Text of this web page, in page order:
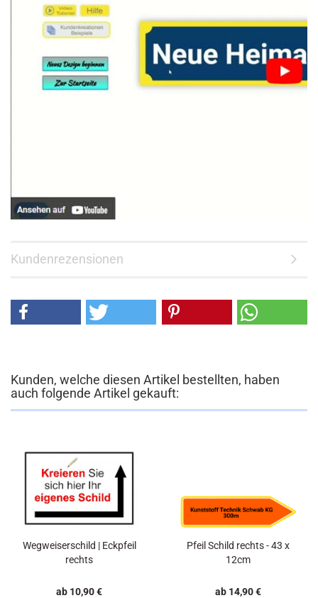
Kundenrezensionen
Kunden, welche diesen Artikel bestellten, haben
auch folgende Artikel gekauft:
Wegweiserschild | Eckpfeil
rechts
ab 10,90 €
Pfeil Schild rechts - 43 x
12cm
ab 14,90 €